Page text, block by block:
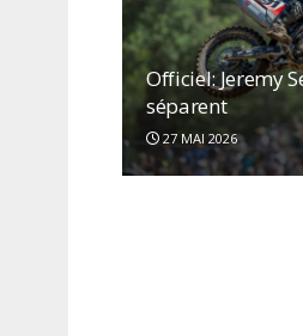
Officiel: Jeremy
séparent
27 MAI 2026